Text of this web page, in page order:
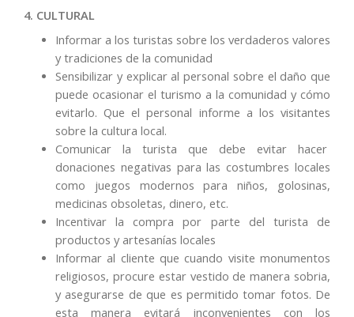
4. CULTURAL
Informar a los turistas sobre los verdaderos valores
y tradiciones de la comunidad
Sensibilizar y explicar al personal sobre el daño que
puede ocasionar el turismo a la comunidad y cómo
evitarlo. Que el personal informe a los visitantes
sobre la cultura local.
Comunicar la turista que debe evitar hacer
donaciones negativas para las costumbres locales
como juegos modernos para niños, golosinas,
medicinas obsoletas, dinero, etc.
Incentivar la compra por parte del turista de
productos y artesanías locales
Informar al cliente que cuando visite monumentos
religiosos, procure estar vestido de manera sobria,
y asegurarse de que es permitido tomar fotos. De
esta manera evitará inconvenientes con los